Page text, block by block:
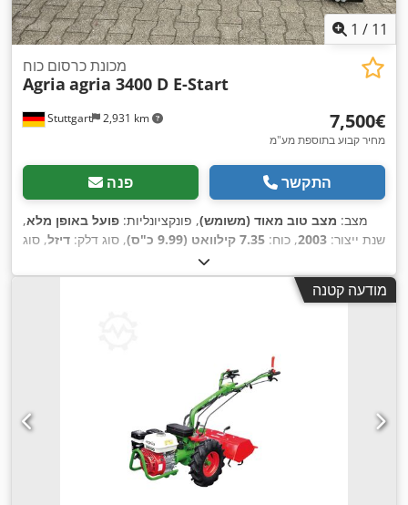
1 / 11
Stuttgart 2,931 km
מכונת כרסום כוח
Agria agria 3400 D E-Start
‏7,500 ‏€
מחיר קבוע בתוספת מע"מ
פנה התקשר
מצב: מצב טוב מאוד (משומש), פונקציונליות: פועל באופן מלא,
שנת ייצור: 2003, כוח: 7.35 קילוואט (9.99 כ"ס) , סוג דלק: דיזל, סוג
מודעה קטנה